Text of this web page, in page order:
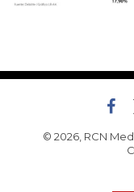
© 2026, RCN